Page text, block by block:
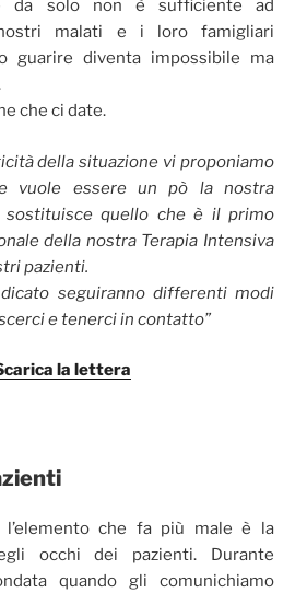
da solo non è sufficiente ad
malati e i loro famigliari
guarire diventa impossibile ma
che ci date.
della situazione vi proponiamo
vuole essere un pò la nostra
sostituisce quello che è il primo
della nostra Terapia Intensiva
pazienti.
seguiranno differenti modi
e tenerci in contatto”
la lettera
che fa più male è la
occhi dei pazienti. Durante
quando gli comunichiamo